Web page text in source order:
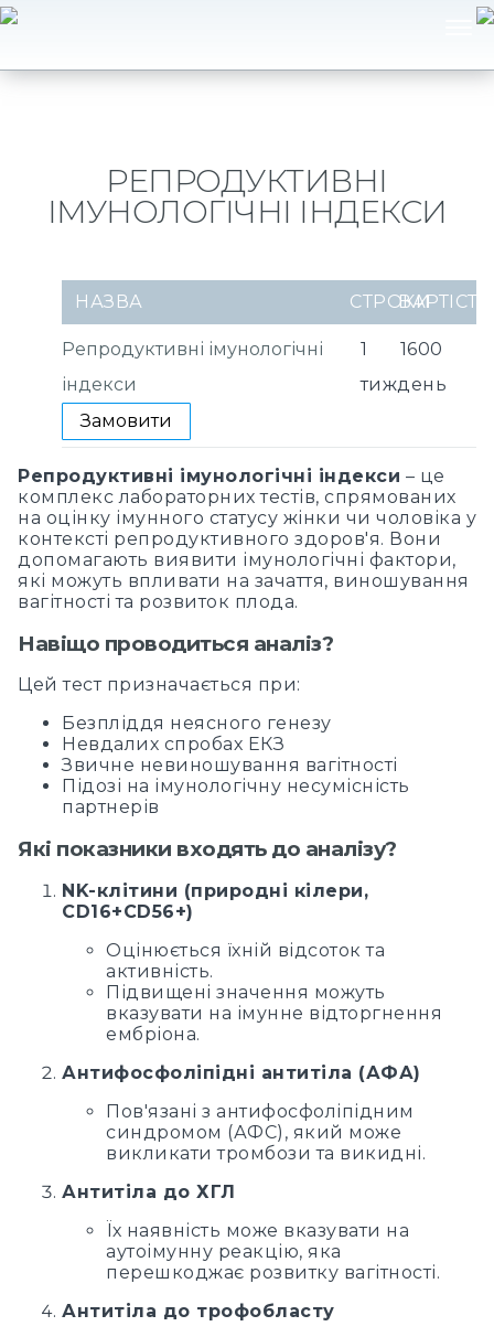
РЕПРОДУКТИВНІ
ІМУНОЛОГІЧНІ ІНДЕКСИ
НАЗВА СТРОКИВАРТІСТЬ
Репродуктивні імунологічні
індекси
1
тиждень
1600
Замовити
Репродуктивні імунологічні індекси – це
комплекс лабораторних тестів, спрямованих
на оцінку імунного статусу жінки чи чоловіка у
контексті репродуктивного здоров'я. Вони
допомагають виявити імунологічні фактори,
які можуть впливати на зачаття, виношування
вагітності та розвиток плода.
Навіщо проводиться аналіз?
Цей тест призначається при:
Безпліддя неясного генезу
Невдалих спробах ЕКЗ
Звичне невиношування вагітності
Підозі на імунологічну несумісність
партнерів
Які показники входять до аналізу?
NK-клітини (природні кілери,
CD16+CD56+)
Оцінюється їхній відсоток та
активність.
Підвищені значення можуть
вказувати на імунне відторгнення
ембріона.
Антифосфоліпідні антитіла (АФА)
Пов'язані з антифосфоліпідним
синдромом (АФС), який може
викликати тромбози та викидні.
Антитіла до ХГЛ
Їх наявність може вказувати на
аутоімунну реакцію, яка
перешкоджає розвитку вагітності.
Антитіла до трофобласту